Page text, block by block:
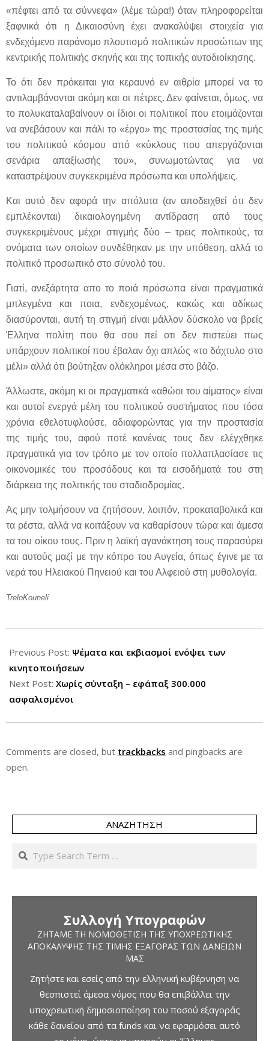
«πέφτει από τα σύννεφα» (λέμε τώρα!) όταν πληροφορείται
ξαφνικά ότι η Δικαιοσύνη έχει ανακαλύψει στοιχεία για
ενδεχόμενο παράνομο πλουτισμό πολιτικών προσώπων της
κεντρικής πολιτικής σκηνής και της τοπικής αυτοδιοίκησης.
Το ότι δεν πρόκειται για κεραυνό εν αιθρία μπορεί να το
αντιλαμβάνονται ακόμη και οι πέτρες. Δεν φαίνεται, όμως, να
το πολυκαταλαβαίνουν οι ίδιοι οι πολιτικοί που ετοιμάζονται
να ανεβάσουν και πάλι το «έργο» της προστασίας της τιμής
του πολιτικού κόσμου από «κύκλους που απεργάζονται
σενάρια απαξίωσής του», συνωμοτώντας για να
καταστρέψουν συγκεκριμένα πρόσωπα και υπολήψεις.
Και αυτό δεν αφορά την απόλυτα (αν αποδειχθεί ότι δεν
εμπλέκονται) δικαιολογημένη αντίδραση από τους
συγκεκριμένους μέχρι στιγμής δύο – τρεις πολιτικούς, τα
ονόματα των οποίων συνδέθηκαν με την υπόθεση, αλλά το
πολιτικό προσωπικό στο σύνολό του.
Γιατί, ανεξάρτητα απο το ποιά πρόσωπα είναι πραγματικά
μπλεγμένα και ποια, ενδεχομένως, κακώς και αδίκως
διασύρονται, αυτή τη στιγμή είναι μάλλον δύσκολο να βρείς
Έλληνα πολίτη που θα σου πεί οτι δεν πιστεύει πως
υπάρχουν πολιτικοί που έβαλαν όχι απλώς «το δάχτυλο στο
μέλι» αλλά ότι βούτηξαν ολόκληροι μέσα στο βάζο.
Άλλωστε, ακόμη κι οι πραγματικά «αθώοι του αίματος» είναι
και αυτοί ενεργά μέλη του πολιτικού συστήματος που τόσα
χρόνια εθελοτυφλούσε, αδιαφορώντας για την προστασία
της τιμής του, αφού ποτέ κανένας τους δεν ελέγχθηκε
πραγματικά για τον τρόπο με τον οποίο πολλαπλασίασε τις
οικονομικές του προσόδους και τα εισοδήματά του στη
διάρκεια της πολιτικής του σταδιοδρομίας.
Ας μην τολμήσουν να ζητήσουν, λοιπόν, προκαταβολικά και
τα ρέστα, αλλά να κοιτάξουν να καθαρίσουν τώρα και άμεσα
τα του οίκου τους. Πριν η λαϊκή αγανάκτηση τους παρασύρει
και αυτούς μαζί με την κόπρο του Αυγεία, όπως έγινε με τα
νερά του Ηλειακού Πηνειού και του Αλφειού στη μυθολογία.
TreloKouneli
09-
24
Previous Post: Ψέματα και εκβιασμοί ενόψει των
κινητοποιήσεων
Next Post: Χωρίς σύνταξη – εφάπαξ 300.000
ασφαλισμένοι
Comments are closed, but trackbacks and pingbacks are
open.
ΑΝΑΖΉΤΗΣΗ
Search
Συλλογή Υπογραφών
ΖΗΤΆΜΕ ΤΗ ΝΟΜΟΘΈΤΙΣΗ ΤΗΣ ΥΠΟΧΡΕΩΤΙΚΉΣ
ΑΠΟΚΆΛΥΨΗΣ ΤΗΣ ΤΙΜΉΣ ΕΞΑΓΟΡΆΣ ΤΩΝ ΔΑΝΕΊΩΝ
ΜΑΣ
Ζητήστε και εσείς από την ελληνική κυβέρνηση να
θεσπιστεί άμεσα νόμος που θα επιβάλλει την
υποχρεωτική δημοσιοποίηση του ποσού εξαγοράς
κάθε δανείου από τα funds και να εφαρμόσει αυτό